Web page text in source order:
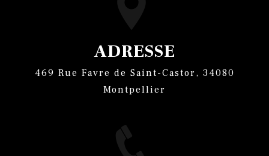
ADRESSE
469 Rue Favre de Saint-Castor, 34080
Montpellier